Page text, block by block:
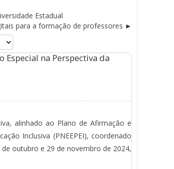
Estadual
para a formação de professores
na Perspectiva da
alinhado ao Plano de Afirmação e
Inclusiva (PNEEPEI), coordenado
outubro e 29 de novembro de 2024,